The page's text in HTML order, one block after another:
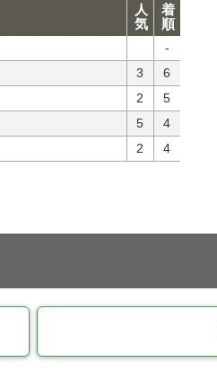
人
気
着
順
-
3
6
2
5
5
4
2 4